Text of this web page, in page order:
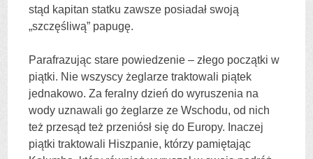
stąd kapitan statku zawsze posiadał swoją
„szczęśliwą” papugę.
Parafrazując stare powiedzenie – złego początki w
piątki. Nie wszyscy żeglarze traktowali piątek
jednakowo. Za feralny dzień do wyruszenia na
wody uznawali go żeglarze ze Wschodu, od nich
też przesąd też przeniósł się do Europy. Inaczej
piątki traktowali Hiszpanie, którzy pamiętając